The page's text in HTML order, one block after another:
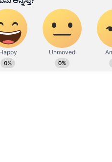
ಮಿಸಾಲ್ ಪಾವ್‌ನ ರುಚಿ
ಆದ ವೀಡಿಯೋದಲ್ಲಿ ಮಸಾಲೆಯುಕ್ತ
ಎಂಬುದನ್ನು ಅವರು